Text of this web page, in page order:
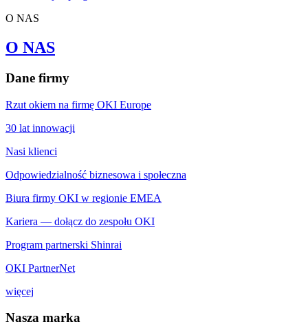
O NAS
O NAS
Dane firmy
Rzut okiem na firmę OKI Europe
30 lat innowacji
Nasi klienci
Odpowiedzialność biznesowa i społeczna
Biura firmy OKI w regionie EMEA
Kariera — dołącz do zespołu OKI
Program partnerski Shinrai
OKI PartnerNet
więcej
Nasza marka